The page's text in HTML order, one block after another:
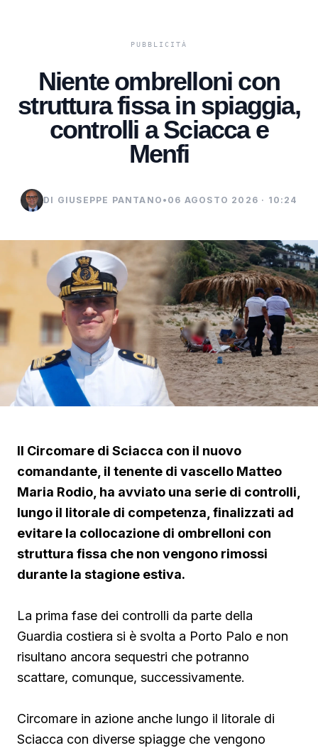
Niente ombrelloni con
struttura fissa in spiaggia,
controlli a Sciacca e
Menfi
DI GIUSEPPE PANTANO • 06 AGOSTO 2026 · 10:24
Il Circomare di Sciacca con il nuovo
comandante, il tenente di vascello Matteo
Maria Rodio, ha avviato una serie di controlli,
lungo il litorale di competenza, finalizzati ad
evitare la collocazione di ombrelloni con
struttura fissa che non vengono rimossi
durante la stagione estiva.
La prima fase dei controlli da parte della
Guardia costiera si è svolta a Porto Palo e non
risultano ancora sequestri che potranno
scattare, comunque, successivamente.
Circomare in azione anche lungo il litorale di
Sciacca con diverse spiagge che vengono